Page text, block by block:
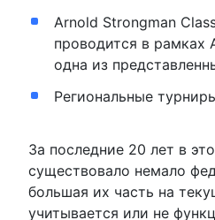
Arnold Strongman
проводится в рамках
одна из
Региональные
За последние 20 лет в
существовало немало
большая их часть на
учитывается или не